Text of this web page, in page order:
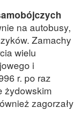
na autobusy,
Zamachy
wielu
i
r. po raz
żydowskim
zagorzały